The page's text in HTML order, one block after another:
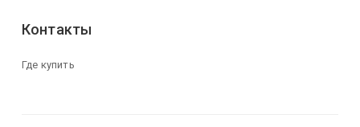
Контакты
Где купить